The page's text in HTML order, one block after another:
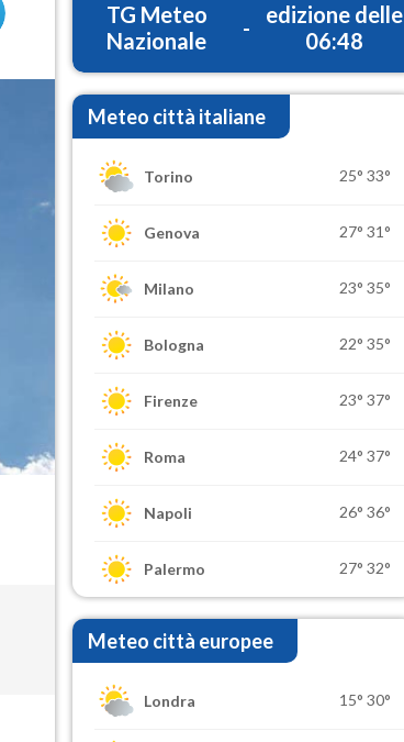
TG Meteo
Nazionale
-
edizione delle
06:48
Meteo città italiane
Torino 25° 33°
Genova 27° 31°
Milano 23° 35°
Bologna 22° 35°
Firenze 23° 37°
Roma 24° 37°
Napoli 26° 36°
Palermo 27° 32°
Meteo città europee
Londra 15° 30°